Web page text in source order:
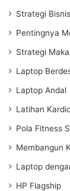
Strategi
Pentingnya
Strategi
Laptop
Laptop Andal
Latihan
Pola Fitness
Membangun
Laptop
HP Flagship